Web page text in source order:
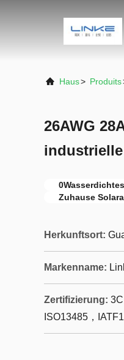
Haus> Produits
26AWG
Zuhause
Herkunftsort:
Markenname:
Zertifizierung:
ISO13485，